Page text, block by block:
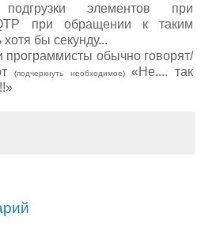
элементов при
при обращении к таким
бы секунду...
программисты обычно говорят/
(подчеркнуть необходимое) «Не.... так